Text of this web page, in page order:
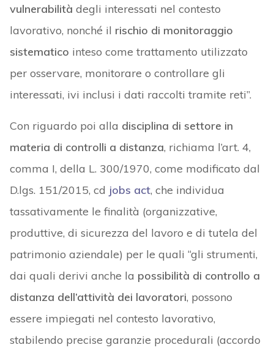
vulnerabilità degli interessati nel contesto
lavorativo, nonché il rischio di monitoraggio
sistematico inteso come trattamento utilizzato
per osservare, monitorare o controllare gli
interessati, ivi inclusi i dati raccolti tramite reti”.
Con riguardo poi alla disciplina di settore in
materia di controlli a distanza, richiama l’art. 4,
comma I, della L. 300/1970, come modificato dal
D.lgs. 151/2015, cd jobs act, che individua
tassativamente le finalità (organizzative,
produttive, di sicurezza del lavoro e di tutela del
patrimonio aziendale) per le quali “gli strumenti,
dai quali derivi anche la possibilità di controllo a
distanza dell’attività dei lavoratori, possono
essere impiegati nel contesto lavorativo,
stabilendo precise garanzie procedurali (accordo